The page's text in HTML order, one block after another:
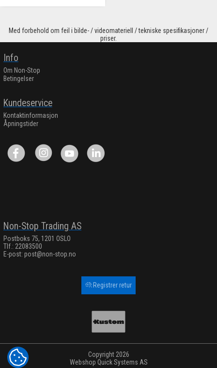
Med forbehold om feil i bilde- / videomateriell / tekniske spesifikasjoner /
priser.
Info
Om Non-Stop
Betingelser
Kundeservice
Kontaktinformasjon
Åpningstider
Non-Stop Trading AS
Postboks 75, 1201 OSLO
Tlf.: 22083500
E-post: post@non-stop.no
Registrer retur
Copyright 2026
Webshop Quick Systems AS
COOKIE-INNSTILLINGER